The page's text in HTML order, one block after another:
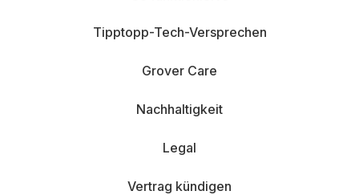
Tipptopp-Tech-Versprechen
Grover Care
Nachhaltigkeit
Legal
Vertrag kündigen